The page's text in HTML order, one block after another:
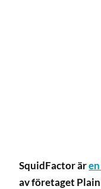
SquidFactor är
av företaget